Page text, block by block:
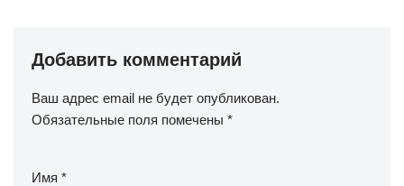
Добавить комментарий
Ваш адрес email не будет опубликован.
Обязательные поля помечены *
Имя *